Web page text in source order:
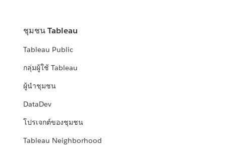
ชุมชน Tableau
Tableau Public
กลุ่มผู้ใช้ Tableau
ผู้นำชุมชน
DataDev
โปรเจกต์ของชุมชน
Tableau Neighborhood